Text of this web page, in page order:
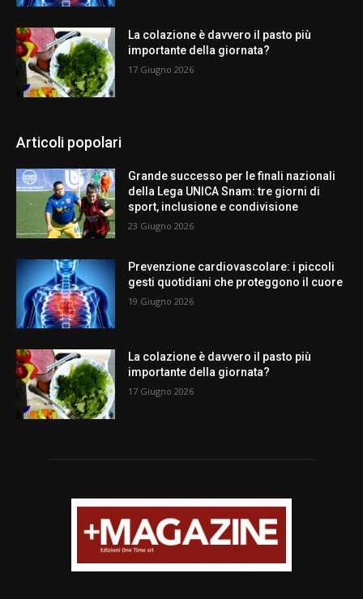
La colazione è davvero il pasto più
importante della giornata?
17 Giugno 2026
Articoli popolari
Grande successo per le finali nazionali
della Lega UNICA Snam: tre giorni di
sport, inclusione e condivisione
23 Giugno 2026
Prevenzione cardiovascolare: i piccoli
gesti quotidiani che proteggono il cuore
19 Giugno 2026
La colazione è davvero il pasto più
importante della giornata?
17 Giugno 2026